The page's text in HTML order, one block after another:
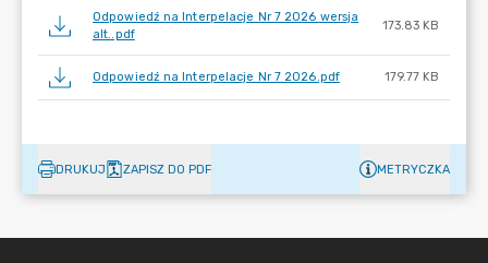
Odpowiedź na Interpelacje Nr 7 2026 wersja
alt..pdf
173.83 KB
Odpowiedź na Interpelacje Nr 7 2026.pdf 179.77 KB
DRUKUJ ZAPISZ DO PDF METRYCZKA